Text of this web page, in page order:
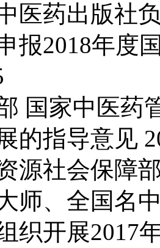
医药出版社
报2018年度
国家中医药
的指导意见
源社会保障
师、全国名
织开展2017